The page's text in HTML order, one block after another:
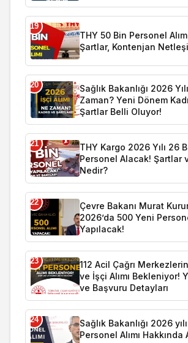
19
THY 50 Bin Personel
Şartlar, Kontenjan
20
Sağlık Bakanlığı 2026
Zaman? Yeni Dönem
Şartlar Belli Oluyor!
21
THY Kargo 2026 Yılı 26
Personel Alacak! Şartlar
Nedir?
22
Çevre Bakanı Murat
2026’da 500 Yeni
Yapılacak!
23
112 Acil Çağrı
ve İşçi Alımı Bekleniyor!
ve Başvuru Detayları
24
Sağlık Bakanlığı 2026
Personel Alımı Hakkında